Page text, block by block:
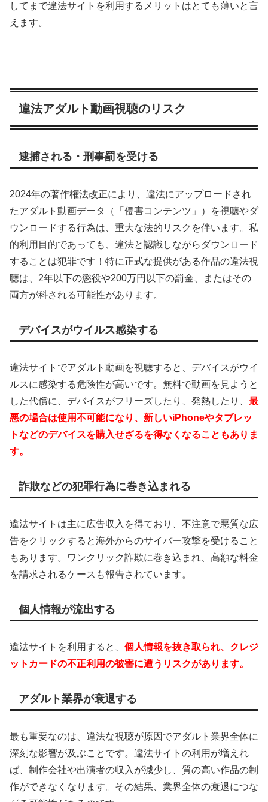
してまで違法サイトを利用するメリットはとても薄いと言
えます。
違法アダルト動画視聴のリスク
逮捕される・刑事罰を受ける
2024年の著作権法改正により、違法にアップロードされ
たアダルト動画データ（「侵害コンテンツ」）を視聴やダ
ウンロードする行為は、重大な法的リスクを伴います。私
的利用目的であっても、違法と認識しながらダウンロード
することは犯罪です！特に正式な提供がある作品の違法視
聴は、2年以下の懲役や200万円以下の罰金、またはその
両方が科される可能性があります。
デバイスがウイルス感染する
違法サイトでアダルト動画を視聴すると、デバイスがウイ
ルスに感染する危険性が高いです。無料で動画を見ようと
した代償に、デバイスがフリーズしたり、発熱したり、 最
悪の場合は使用不可能になり、新しいiPhoneやタブレッ
トなどのデバイスを購入せざるを得なくなることもありま
す。
詐欺などの犯罪行為に巻き込まれる
違法サイトは主に広告収入を得ており、不注意で悪質な広
告をクリックすると海外からのサイバー攻撃を受けること
もあります。ワンクリック詐欺に巻き込まれ、高額な料金
を請求されるケースも報告されています。
個人情報が流出する
違法サイトを利用すると、 個人情報を抜き取られ、クレジ
ットカードの不正利用の被害に遭うリスクがあります。
アダルト業界が衰退する
最も重要なのは、違法な視聴が原因でアダルト業界全体に
深刻な影響が及ぶことです。違法サイトの利用が増えれ
ば、制作会社や出演者の収入が減少し、質の高い作品の制
作ができなくなります。その結果、業界全体の衰退につな